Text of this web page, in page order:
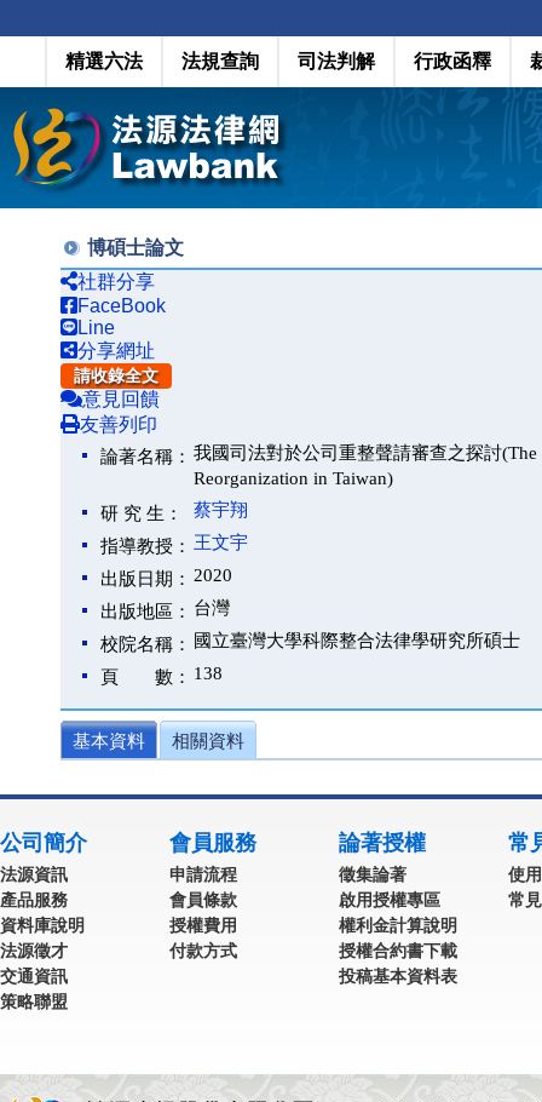
精選六法 法規查詢 司法判解 行政函釋
博碩士論文
社群分享
FaceBook
Line
分享網址
請收錄全文
意見回饋
友善列印
論著名稱： 我國司法對於公司重整聲請審查之探討(The
Reorganization in Taiwan)
研 究 生：
蔡宇翔
指導教授： 王文宇
出版日期： 2020
出版地區： 台灣
校院名稱：
國立臺灣大學科際整合法律學研究所碩士
頁 數： 138
基本資料 相關資料
公司簡介
法源資訊
產品服務
資料庫說明
法源徵才
交通資訊
策略聯盟
會員服務
申請流程
會員條款
授權費用
付款方式
論著授權
徵集論著
啟用授權專區
權利金計算說明
授權合約書下載
投稿基本資料表
常
使
常